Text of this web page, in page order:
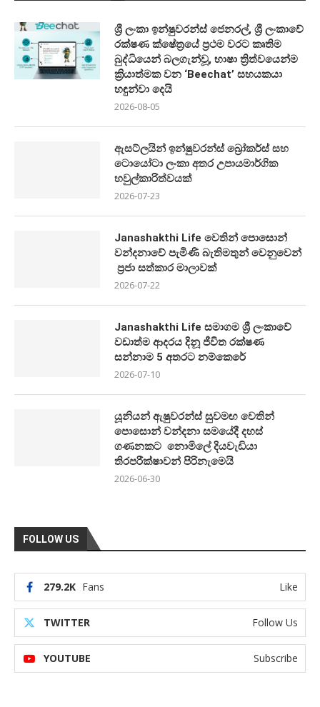
ශ්‍රී ලංකා ඉන්ෂුවරන්ස් ජෙනරල්, ශ්‍රී ලංකාවේ
රක්ෂණ ක්ෂේත්‍රයේ ප්‍රථම වරට කෘතිම
බුද්ධියෙන් බලගැන්වූ, භාෂා ත්‍රිත්වයෙන්ම
ක්‍රියාත්මක වන ‘Beechat’ සහයකයා
හඳුන්වා දෙයි
2026-08-05
ඇසට්ලයින් ඉන්ෂුවරන්ස් බ්‍රෝකර්ස් සහ
ටොයෝටා ලංකා අතර උපායමාර්ගික
හවුල්කාරිත්වයක්
2026-07-23
Janashakthi Life වෙතින් පොසොන්
වන්දනාවේ පැමිණි බැතිමතුන් වෙනුවෙන්
ප්‍රජා සත්කාර මාලාවක්
2026-07-22
Janashakthi Life සමාගම ශ්‍රී ලංකාවේ
වඩාත්ම ආදරය දිනූ ජීවිත රක්ෂණ
සන්නාම 5 අතරට නම්කෙරේ
2026-07-10
යූනියන් ඇෂුවරන්ස් සුවමඟ වෙතින්
පොසොන් වන්දනා සමයේදී දහස්
ගණනකට නොමිලේ දියවැඩියා
තිරපරීක්ෂාවන් පිරිනැමෙයි
2026-06-30
FOLLOW US
279.2K Fans Like
TWITTER Follow Us
YOUTUBE Subscribe